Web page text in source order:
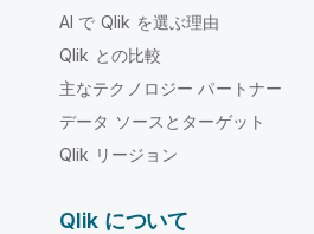
AI で Qlik を選ぶ理由
Qlik との比較
主なテクノロジー パートナー
データ ソースとターゲット
Qlik リージョン
Qlik について